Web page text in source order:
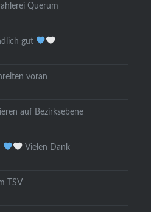
Querum
gut
voran
auf Bezirksebene
Vielen Dank
TSV